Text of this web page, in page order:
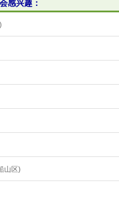
感兴趣：
山区)